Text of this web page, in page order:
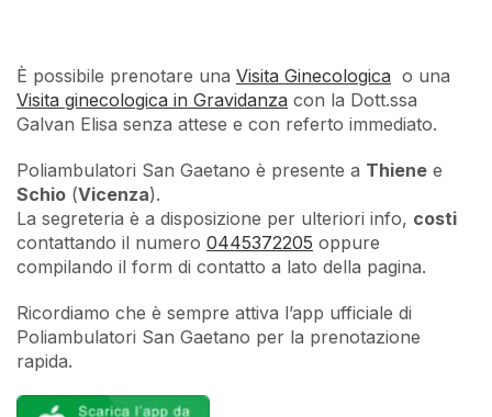
È possibile prenotare una Visita Ginecologica o una
Visita ginecologica in Gravidanza con la Dott.ssa
Galvan Elisa senza attese e con referto immediato.
Poliambulatori San Gaetano è presente a Thiene e
Schio (Vicenza).
La segreteria è a disposizione per ulteriori info, costi
contattando il numero 0445372205 oppure
compilando il form di contatto a lato della pagina.
Ricordiamo che è sempre attiva l’app ufficiale di
Poliambulatori San Gaetano per la prenotazione
rapida.